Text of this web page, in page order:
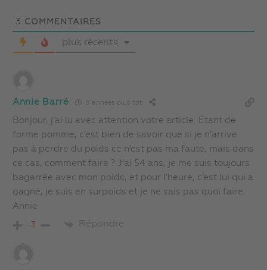
3 COMMENTAIRES
plus récents
Annie Barré 5 années plus tôt
Bonjour, j’ai lu avec attention votre article. Etant de
forme pomme, c’est bien de savoir que si je n’arrive
pas à perdre du poids ce n’est pas ma faute, mais dans
ce cas, comment faire ? J’ai 54 ans, je me suis toujours
bagarrée avec mon poids, et pour l’heure, c’est lui qui a
gagné, je suis en surpoids et je ne sais pas quoi faire.
Annie
-3 Répondre